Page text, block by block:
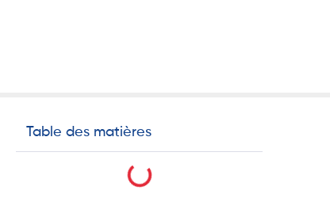
Table des matières